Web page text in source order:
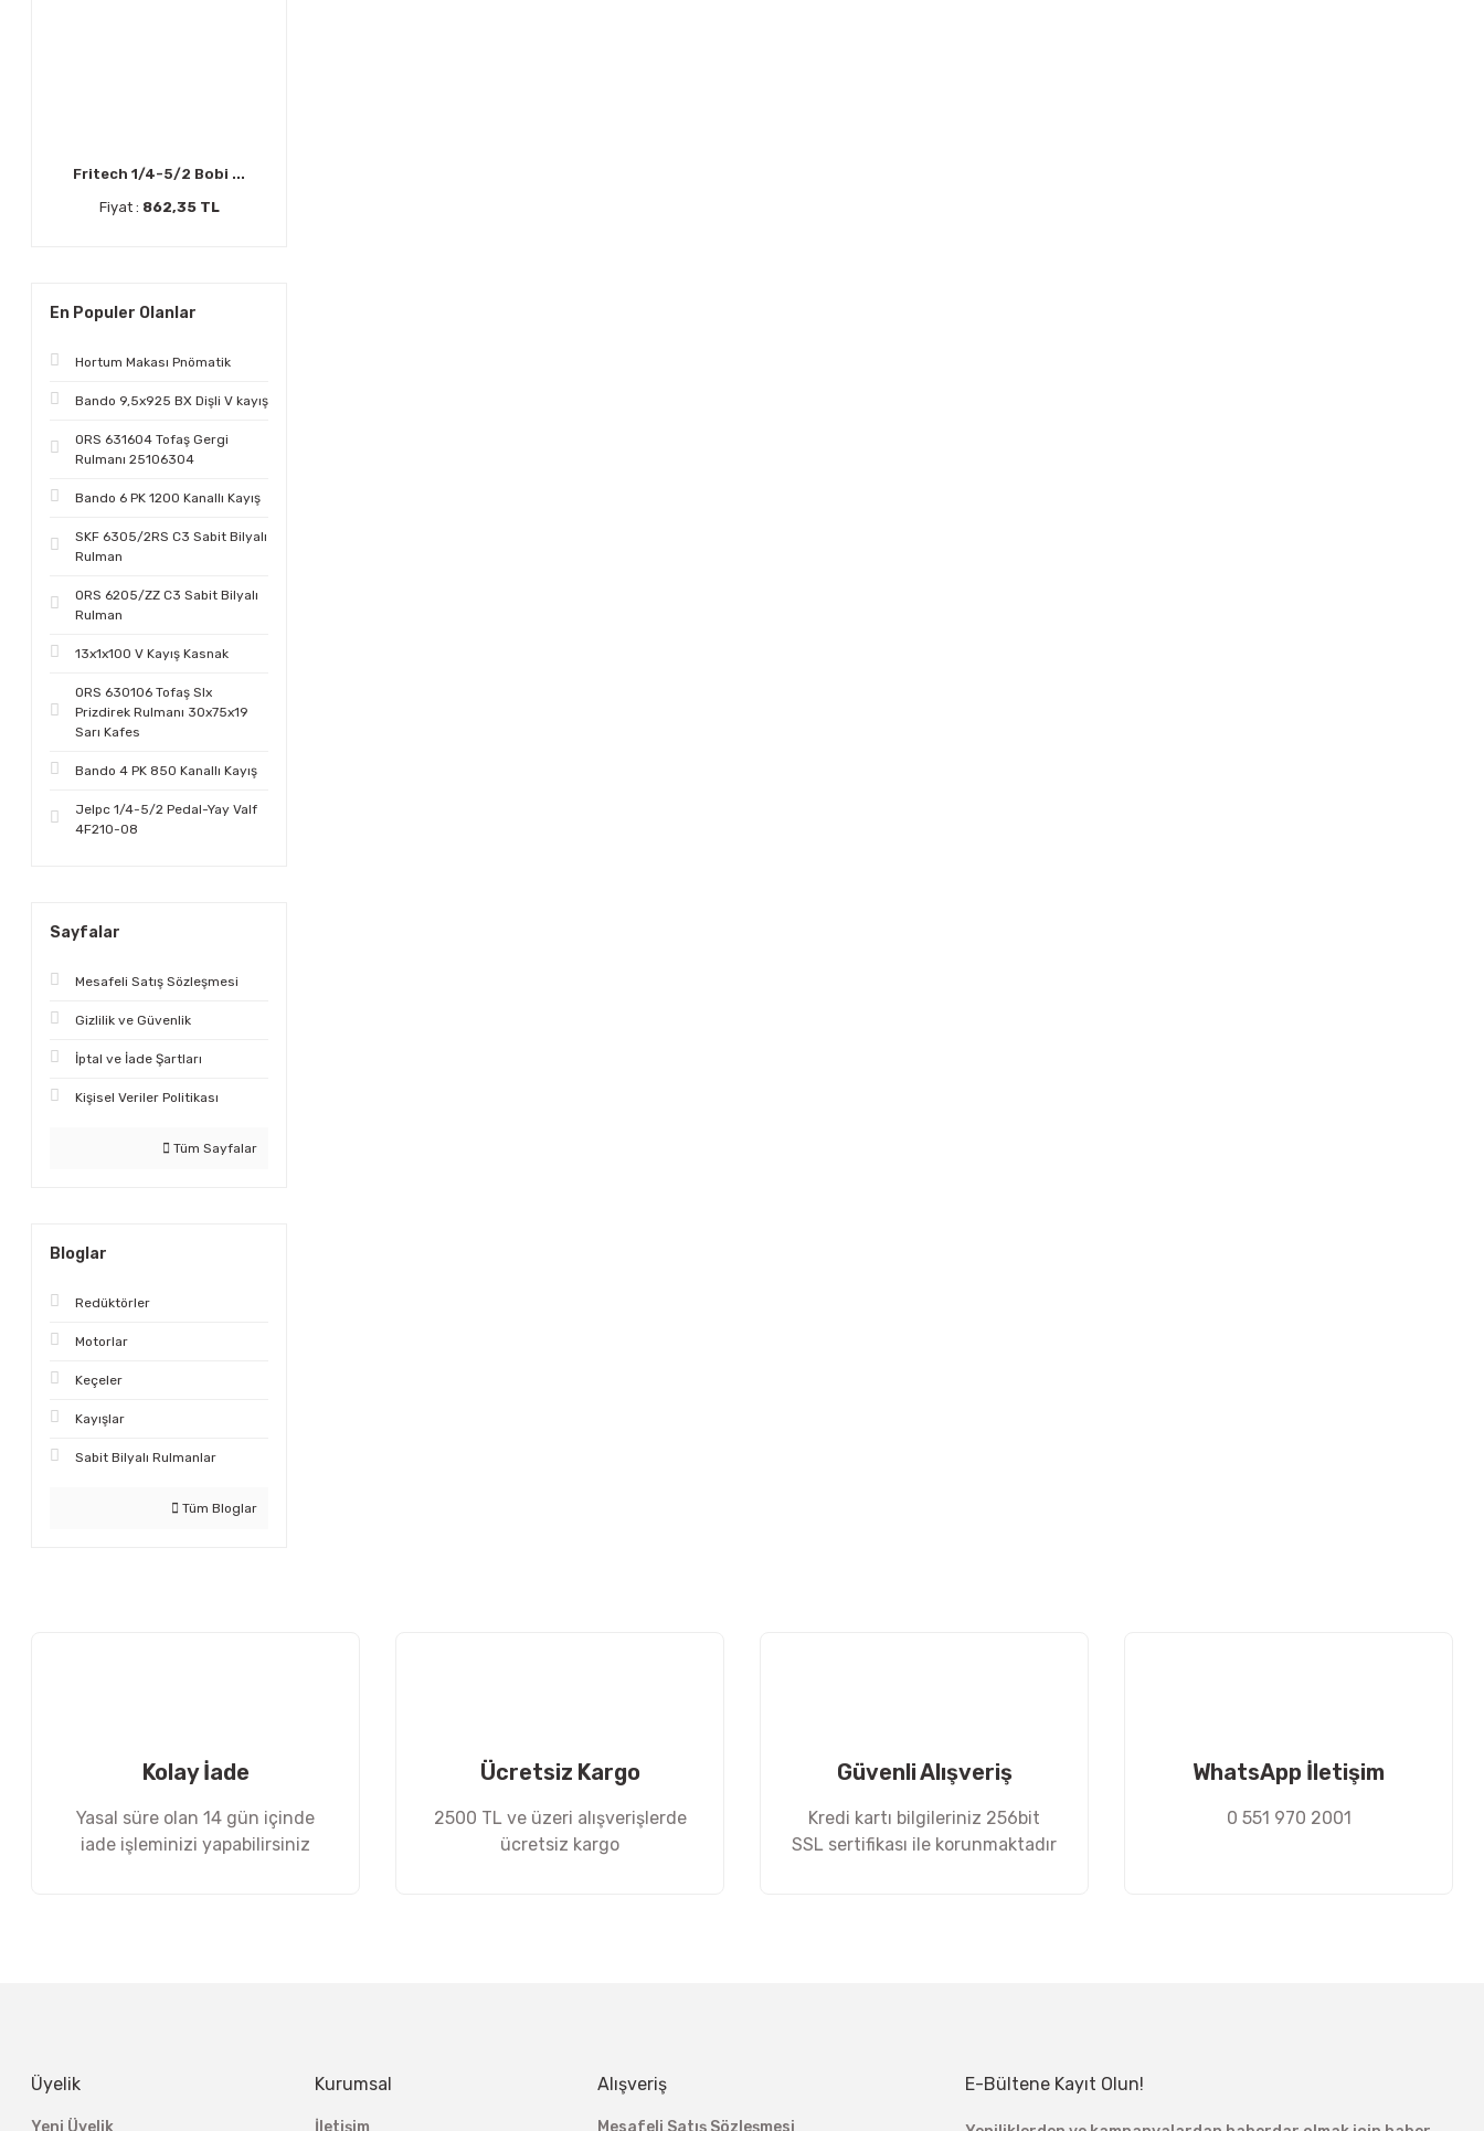
Fritech 1/4-5/2 Bobi ...
Fiyat : 862,35 TL
En Populer Olanlar
Hortum Makası Pnömatik
Bando 9,5x925 BX Dişli V kayış
ORS 631604 Tofaş Gergi
Rulmanı 25106304
Bando 6 PK 1200 Kanallı Kayış
SKF 6305/2RS C3 Sabit Bilyalı
Rulman
ORS 6205/ZZ C3 Sabit Bilyalı
Rulman
13x1x100 V Kayış Kasnak
ORS 630106 Tofaş Slx
Prizdirek Rulmanı 30x75x19
Sarı Kafes
Bando 4 PK 850 Kanallı Kayış
Jelpc 1/4-5/2 Pedal-Yay Valf
4F210-08
Sayfalar
Mesafeli Satış Sözleşmesi
Gizlilik ve Güvenlik
İptal ve İade Şartları
Kişisel Veriler Politikası
Tüm Sayfalar
Bloglar
Redüktörler
Motorlar
Keçeler
Kayışlar
Sabit Bilyalı Rulmanlar
Tüm Bloglar
Kolay İade
Yasal süre olan 14 gün içinde
iade işleminizi yapabilirsiniz
Ücretsiz Kargo
2500 TL ve üzeri alışverişlerde
ücretsiz kargo
Güvenli Alışveriş
Kredi kartı bilgileriniz 256bit
SSL sertifikası ile korunmaktadır
WhatsApp İletişim
0 551 970 2001
Üyelik
Yeni Üyelik
Kurumsal
İletişim
Alışveriş
Mesafeli Satış Sözleşmesi
E-Bültene Kayıt Olun!